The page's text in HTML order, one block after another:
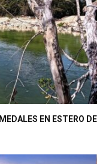
EN ESTERO DE